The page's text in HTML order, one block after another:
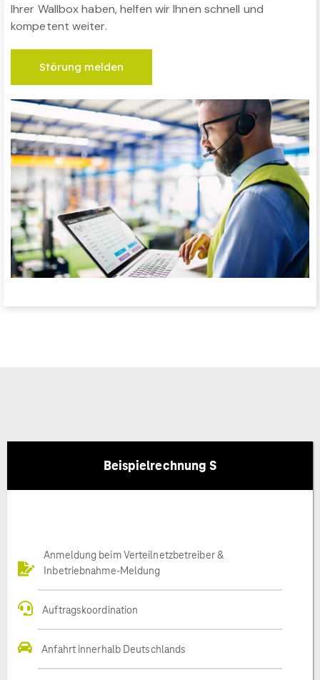
Ihrer Wallbox haben, helfen wir Ihnen schnell und
kompetent weiter.
Störung melden
Beispielrechnung S
Anmeldung beim Verteilnetzbetreiber &
Inbetriebnahme-Meldung
Auftragskoordination
Anfahrt innerhalb Deutschlands